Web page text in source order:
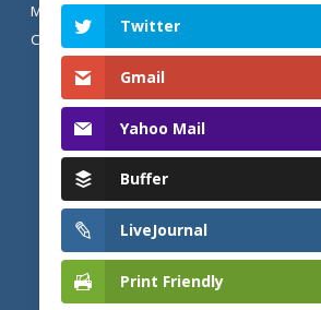
MENTIONS LÉGALES ET POLITIQUE DE
CONFIDENTIALITÉ
Twitter
Gmail
Yahoo Mail
Buffer
LiveJournal
Print Friendly